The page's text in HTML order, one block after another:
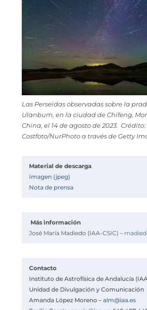
Las Perseidas observadas sobre la
Ulanbum, en la ciudad de Chifeng,
China, el 14 de agosto de 2023. Crédito:
Costfoto/NurPhoto a través de Getty
Material de descarga
Imagen (jpeg)
Nota de prensa
Más información
José María Madiedo (IAA-CSIC) –
Contacto
Instituto de Astrofísica de Andalucía
Unidad de Divulgación y Comunicación
Amanda López Moreno – alm@iaa.es